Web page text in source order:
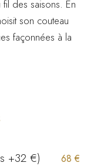
des saisons. En
son couteau
façonnées à la
+32 €) 68 €